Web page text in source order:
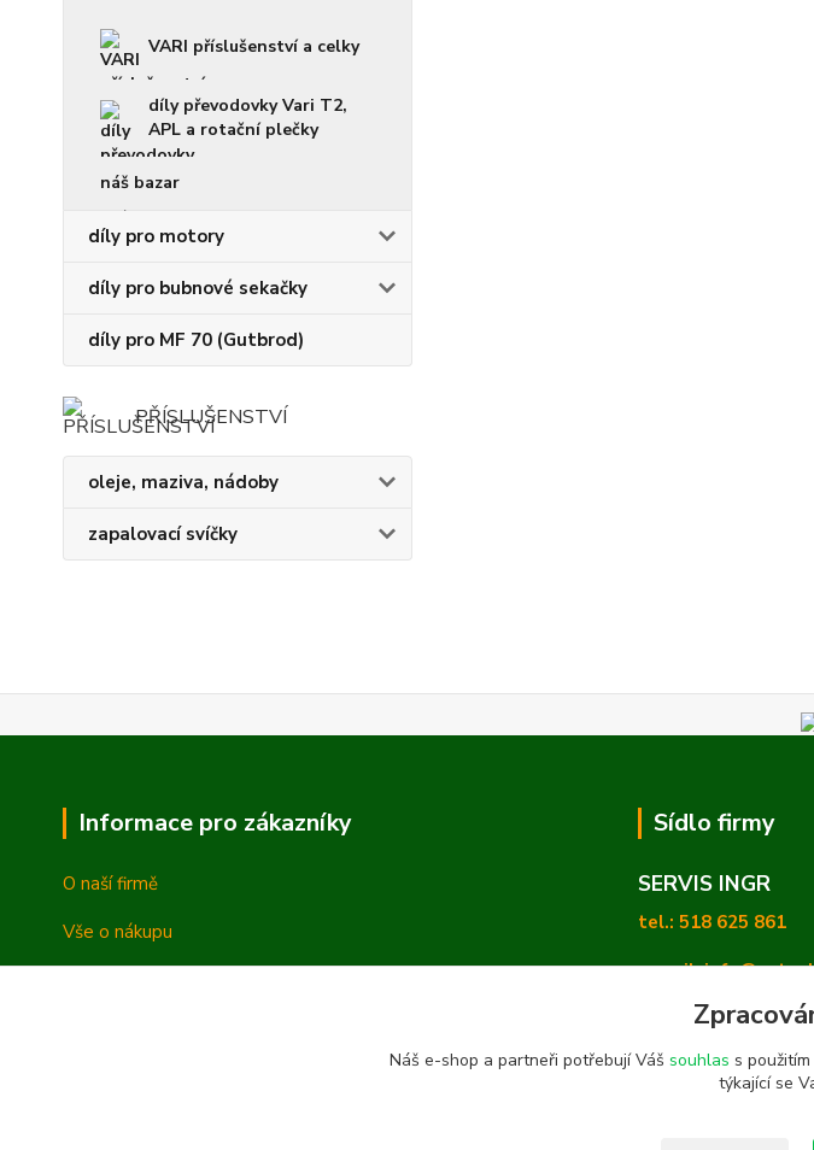
VARI příslušenství a celky
díly převodovky Vari T2,
APL a rotační plečky
náš bazar
díly pro motory
díly pro bubnové sekačky
díly pro MF 70 (Gutbrod)
PŘÍSLUŠENSTVÍ
oleje, maziva, nádoby
zapalovací svíčky
Informace pro zákazníky
O naší firmě
Vše o nákupu
Sídlo firmy
SERVIS INGR
tel.: 518 625 861
e-mail:
Mgr. Olga Hradilová,
Skoronice 169,
Náš e-shop a partneři potřebují Váš souhlas s
týkající se